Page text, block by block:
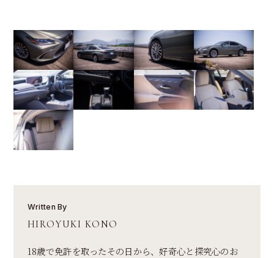
Written By
HIROYUKI KONO
18歳で免許を取ったその日から、好奇心と探究心のお